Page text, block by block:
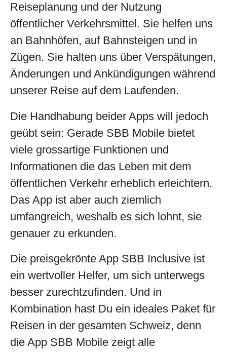
Reiseplanung und der Nutzung
öffentlicher Verkehrsmittel. Sie helfen uns
an Bahnhöfen, auf Bahnsteigen und in
Zügen. Sie halten uns über Verspätungen,
Änderungen und Ankündigungen während
unserer Reise auf dem Laufenden.
Die Handhabung beider Apps will jedoch
geübt sein: Gerade SBB Mobile bietet
viele grossartige Funktionen und
Informationen die das Leben mit dem
öffentlichen Verkehr erheblich erleichtern.
Das App ist aber auch ziemlich
umfangreich, weshalb es sich lohnt, sie
genauer zu erkunden.
Die preisgekrönte App SBB Inclusive ist
ein wertvoller Helfer, um sich unterwegs
besser zurechtzufinden. Und in
Kombination hast Du ein ideales Paket für
Reisen in der gesamten Schweiz, denn
die App SBB Mobile zeigt alle